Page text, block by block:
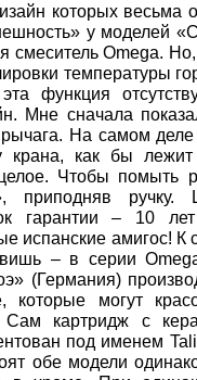
которых весьма
у моделей
смеситель Omega.
температуры
функция
Мне сначала
На самом деле
крана, как бы
Чтобы помыть
приподняв ручку.
гарантии – 10
испанские амигос! К
– в серии
(Германия)
могут
картридж с
под именем
обе модели